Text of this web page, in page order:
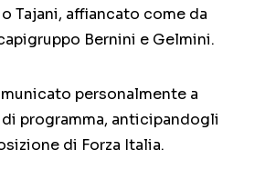
Tajani, affiancato come da
Bernini e Gelmini.
personalmente a
programma, anticipandogli
di Forza Italia.